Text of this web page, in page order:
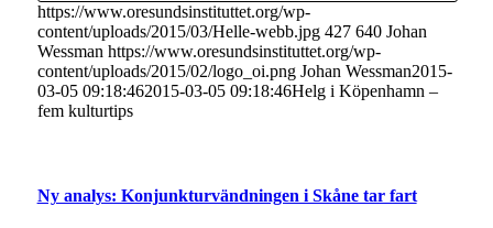
https://www.oresundsinstituttet.org/wp-
content/uploads/2015/03/Helle-webb.jpg 427 640 Johan
Wessman https://www.oresundsinstituttet.org/wp-
content/uploads/2015/02/logo_oi.png Johan Wessman2015-
03-05 09:18:462015-03-05 09:18:46Helg i Köpenhamn –
fem kulturtips
Ny analys: Konjunkturvändningen i Skåne tar fart